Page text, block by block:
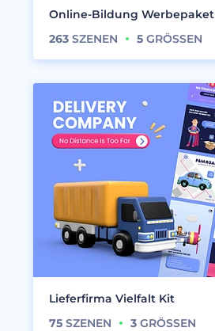
Online-Bildung Werbepaket
263 SZENEN 5 GRÖSSEN
Lieferfirma Vielfalt Kit
75 SZENEN 3 GRÖSSEN